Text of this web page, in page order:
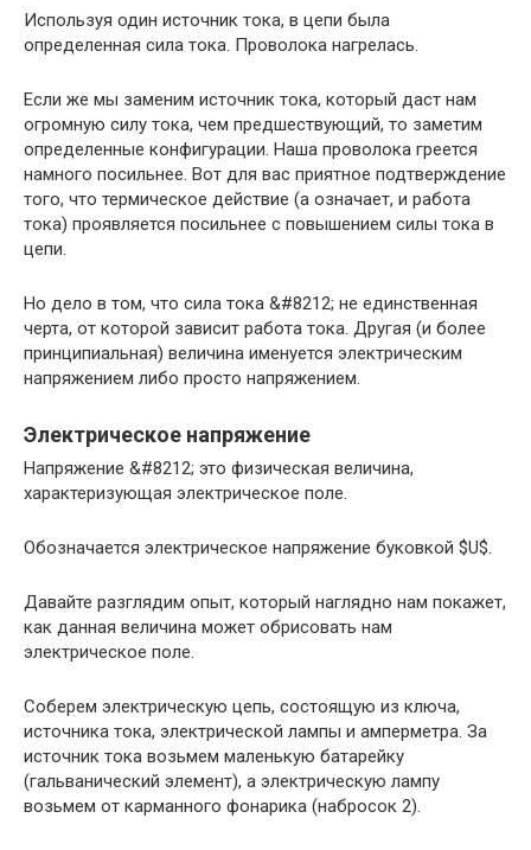
Используя один источник тока, в цепи была
определенная сила тока. Проволока нагрелась.
Если же мы заменим источник тока, который даст нам
огромную силу тока, чем предшествующий, то заметим
определенные конфигурации. Наша проволока греется
намного посильнее. Вот для вас приятное подтверждение
того, что термическое действие (а означает, и работа
тока) проявляется посильнее с повышением силы тока в
цепи.
Но дело в том, что сила тока &#8212; не единственная
черта, от которой зависит работа тока. Другая (и более
принципиальная) величина именуется электрическим
напряжением либо просто напряжением.
Электрическое напряжение
Напряжение &#8212; это физическая величина,
характеризующая электрическое поле.
Обозначается электрическое напряжение буковкой $U$.
Давайте разглядим опыт, который наглядно нам покажет,
как данная величина может обрисовать нам
электрическое поле.
Соберем электрическую цепь, состоящую из ключа,
источника тока, электрической лампы и амперметра. За
источник тока возьмем маленькую батарейку
(гальванический элемент), а электрическую лампу
возьмем от карманного фонарика (набросок 2).